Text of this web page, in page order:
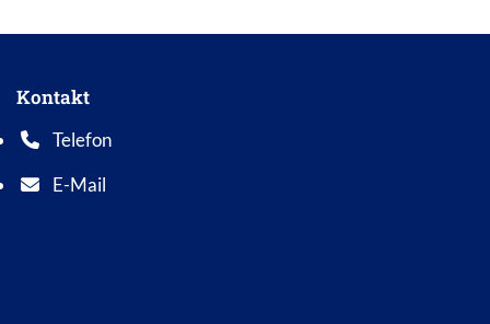
Kontakt
Telefon
Telefonnummer: 0 5 6 2 1 7 0 1 0
E-Mail
E-Mail Adresse: info@bad-wildungen.de